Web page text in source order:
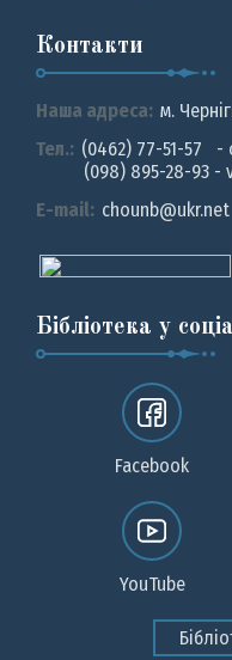
Контакти
Наша адреса: м.
Тел.: (0462) 77-51-57 -
(098) 895-28-93 -
E-mail: chounb@ukr.net
Бібліотека у
Facebook
YouTube